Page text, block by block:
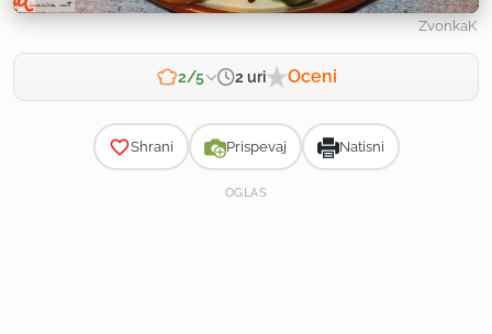
ZvonkaK
2/5 2 uri Oceni
Shrani Prispevaj Natisni
OGLAS